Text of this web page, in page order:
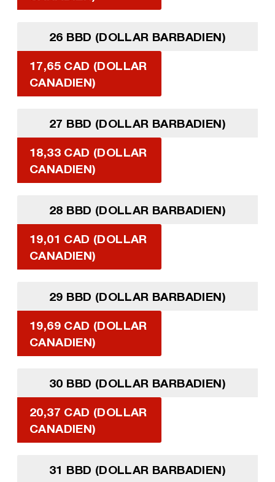
26 BBD (DOLLAR BARBADIEN)
17,65 CAD (DOLLAR
CANADIEN)
27 BBD (DOLLAR BARBADIEN)
18,33 CAD (DOLLAR
CANADIEN)
28 BBD (DOLLAR BARBADIEN)
19,01 CAD (DOLLAR
CANADIEN)
29 BBD (DOLLAR BARBADIEN)
19,69 CAD (DOLLAR
CANADIEN)
30 BBD (DOLLAR BARBADIEN)
20,37 CAD (DOLLAR
CANADIEN)
31 BBD (DOLLAR BARBADIEN)